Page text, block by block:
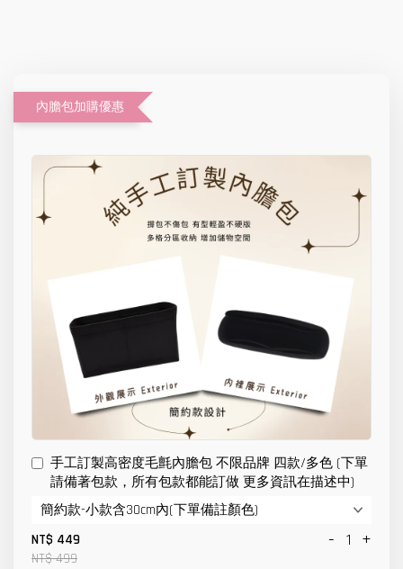
內膽包加購優惠
手工訂製高密度毛氈內膽包 不限品牌 四款/多色 (下單
請備著包款，所有包款都能訂做 更多資訊在描述中)
NT$ 449
NT$ 499
- +